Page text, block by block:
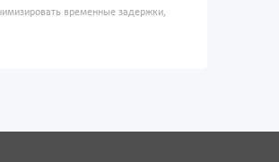
временные задержки,